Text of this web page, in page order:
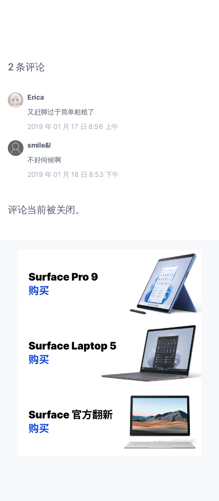
2 条评论
Erica
又赶脚过于简单粗糙了
2019 年 01 月 17 日 8:56 上午
smile&!
不好伺候啊
2019 年 01 月 18 日 8:53 下午
评论当前被关闭。